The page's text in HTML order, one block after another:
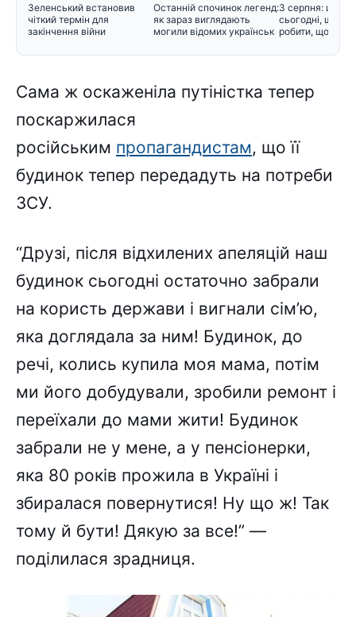
Зеленський встановив
чіткий термін для
закінчення війни
Останній спочинок легенд:
як зараз виглядають
могили відомих українськ
3 серпня:
сьогодні, що
робити, щоб не
Сама ж оскаженіла путіністка тепер
поскаржилася
російським пропагандистам, що її
будинок тепер передадуть на потреби
ЗСУ.
“Друзі, після відхилених апеляцій наш
будинок сьогодні остаточно забрали
на користь держави і вигнали сім’ю,
яка доглядала за ним! Будинок, до
речі, колись купила моя мама, потім
ми його добудували, зробили ремонт і
переїхали до мами жити! Будинок
забрали не у мене, а у пенсіонерки,
яка 80 років прожила в Україні і
збиралася повернутися! Ну що ж! Так
тому й бути! Дякую за все!” —
поділилася зрадниця.